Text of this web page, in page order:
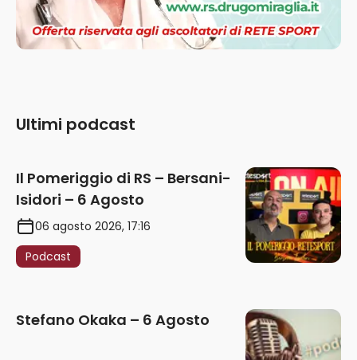
Ultimi podcast
Il Pomeriggio di RS – Bersani-
Isidori – 6 Agosto
06 agosto 2026, 17:16
Podcast
Stefano Okaka – 6 Agosto